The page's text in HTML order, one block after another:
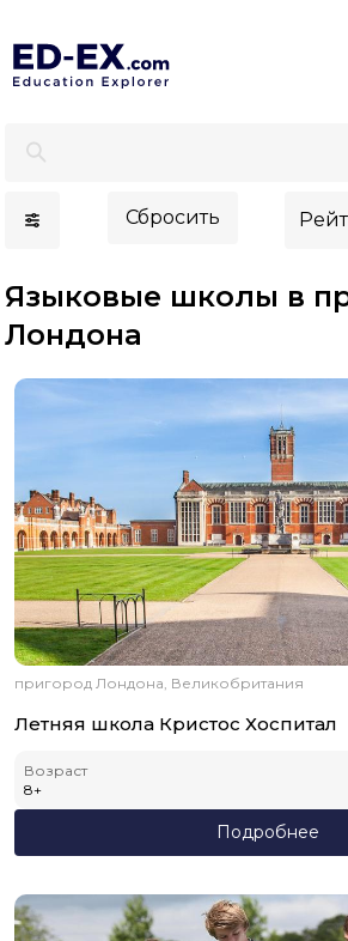
Сбросить
Языковые школы в
Лондона
пригород Лондона, Великобритания
Летняя школа Кристос Хоспитал
Возраст
8+
Подробнее